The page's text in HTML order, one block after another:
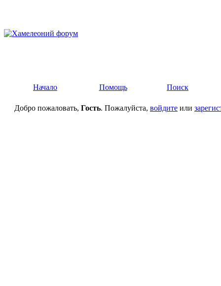
Начало Помощь Поиск
Добро пожаловать, Гость. Пожалуйста, войдите или